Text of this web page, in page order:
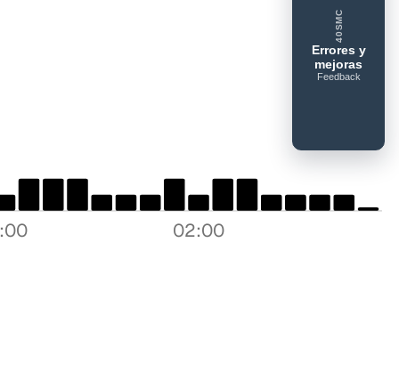
02:00
40SMC
Errores y
mejoras
FeedbackTipo de